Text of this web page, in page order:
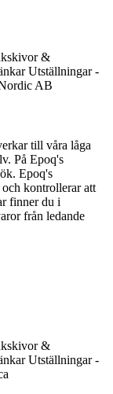
till våra låga
På Epoq's
Epoq's
kontrollerar att
finner du i
från ledande